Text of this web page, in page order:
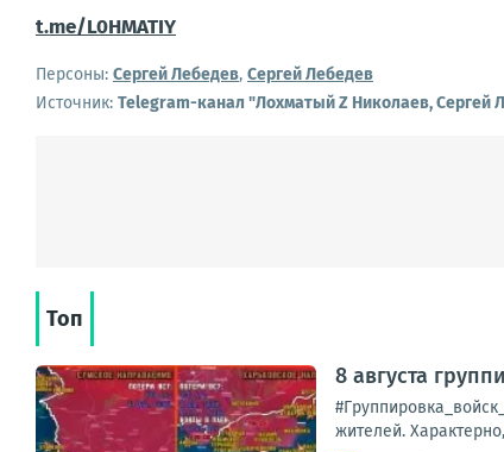
t.me/L0HMATIY
Персоны: Сергей Лебедев, Сергей Лебедев
Источник: Telegram-канал "Лохматый Z Николаев, Сергей
Топ
8 августа
жителей.